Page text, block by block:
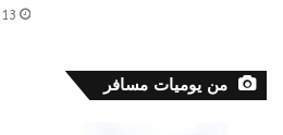
13 يناير، 2013
من يوميات مسافر